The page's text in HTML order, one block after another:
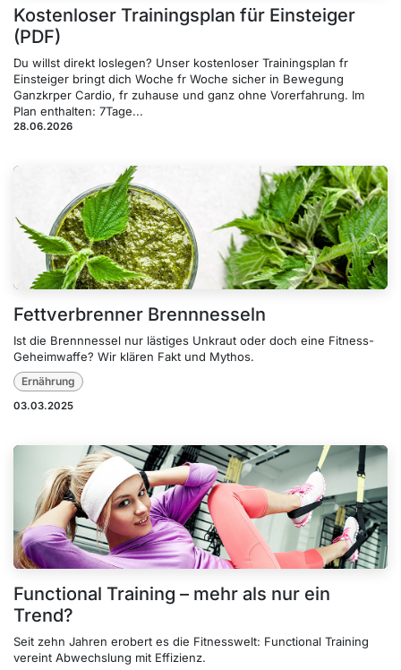
Kostenloser Trainingsplan für Einsteiger
(PDF)
Du willst direkt loslegen? Unser kostenloser Trainingsplan fr
Einsteiger bringt dich Woche fr Woche sicher in Bewegung
Ganzkrper Cardio, fr zuhause und ganz ohne Vorerfahrung. Im
Plan enthalten: 7Tage...
28.06.2026
Fettverbrenner Brennnesseln
Ist die Brennnessel nur lästiges Unkraut oder doch eine Fitness-
Geheimwaffe? Wir klären Fakt und Mythos.
Ernährung
03.03.2025
Functional Training – mehr als nur ein
Trend?
Seit zehn Jahren erobert es die Fitnesswelt: Functional Training
vereint Abwechslung mit Effizienz.